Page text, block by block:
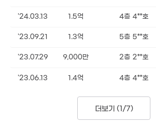
'24.03.13 1.5억 4층 4**호
'23.09.21 1.3억 5층 5**호
'23.07.29 9,000만 2층 2**호
'23.06.13 1.4억 4층 4**호
더보기 (1/7)